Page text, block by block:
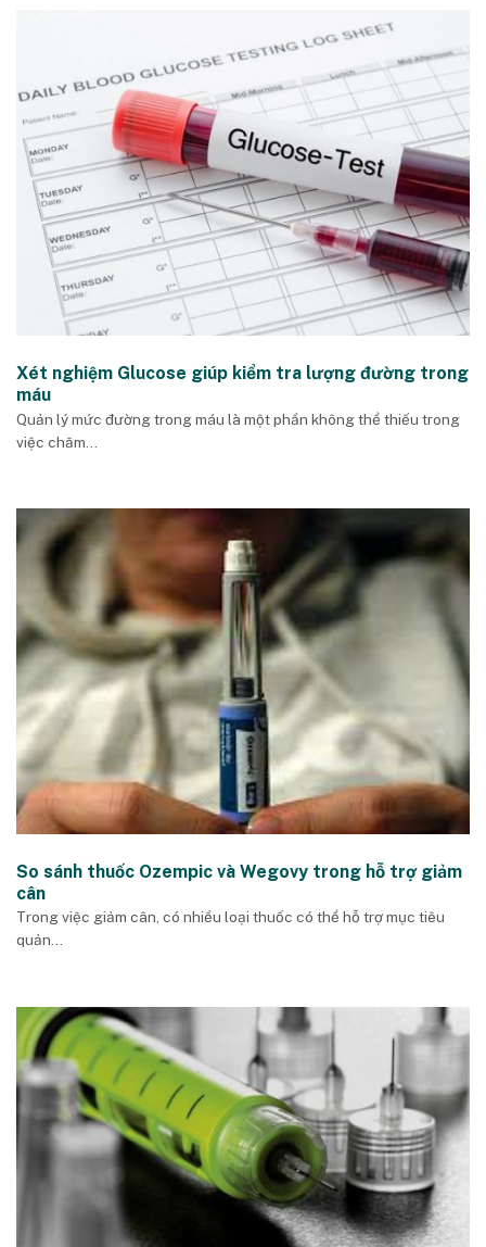
Xét nghiệm Glucose giúp kiểm tra lượng đường trong
máu
Quản lý mức đường trong máu là một phần không thể thiếu trong
việc chăm...
So sánh thuốc Ozempic và Wegovy trong hỗ trợ giảm
cân
Trong việc giảm cân, có nhiều loại thuốc có thể hỗ trợ mục tiêu
quản...